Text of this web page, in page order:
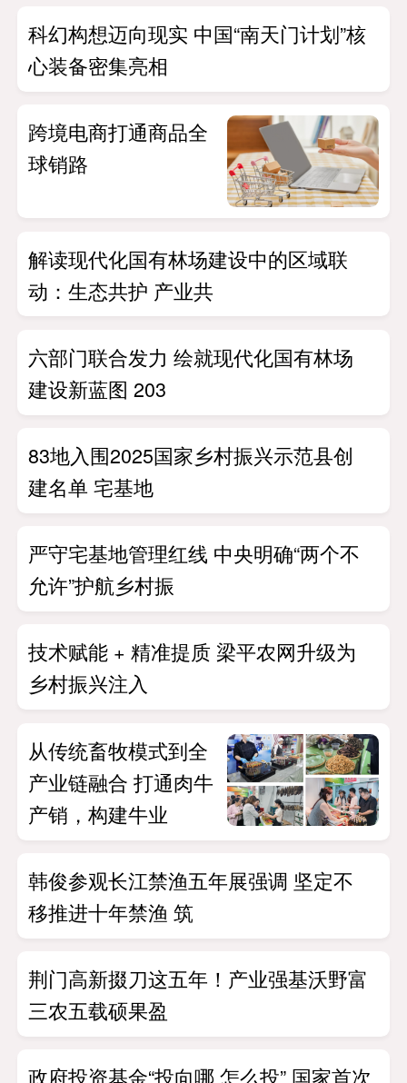
科幻构想迈向现实 中国“南天门计划”核
心装备密集亮相
跨境电商打通商品全
球销路
解读现代化国有林场建设中的区域联
动：生态共护 产业共
六部门联合发力 绘就现代化国有林场
建设新蓝图 203
83地入围2025国家乡村振兴示范县创
建名单 宅基地
严守宅基地管理红线 中央明确“两个不
允许”护航乡村振
技术赋能 + 精准提质 梁平农网升级为
乡村振兴注入
从传统畜牧模式到全
产业链融合 打通肉牛
产销，构建牛业
韩俊参观长江禁渔五年展强调 坚定不
移推进十年禁渔 筑
荆门高新掇刀这五年！产业强基沃野富
三农五载硕果盈
政府投资基金“投向哪 怎么投” 国家首次